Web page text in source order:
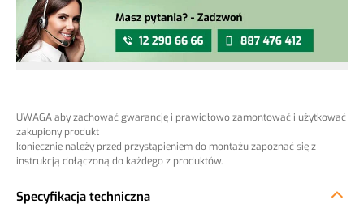
UWAGA aby zachować gwarancję i prawidłowo zamontować i użytkować
zakupiony produkt
koniecznie należy przed przystąpieniem do montażu zapoznać się z
instrukcją dołączoną do każdego z produktów.